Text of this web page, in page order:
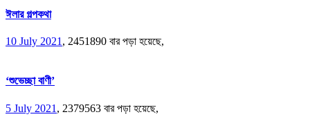
ঈলার গল্পকথা
10 July 2021 , 2451890 বার পড়া হয়েছে,
‘শুভেচ্ছা বাণী’
5 July 2021 , 2379563 বার পড়া হয়েছে,